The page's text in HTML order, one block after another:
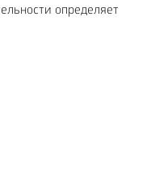
определяет